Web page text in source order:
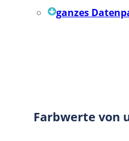
ganzes
Farbwerte von